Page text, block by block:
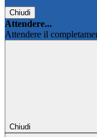
Chiudi
Attendere...
Attendere il
Chiudi